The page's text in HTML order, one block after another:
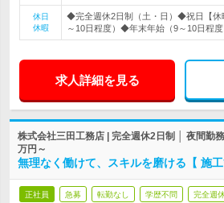
休日
休暇
◆完全週休2日制（土・日）◆祝日【
～10日程度）◆年末年始（9～10日程度
求人詳細を見る
株式会社三田工務店 | 完全週休2日制 │ 夜間勤
万円～
無理なく働けて、スキルを磨ける【 施
正社員 急募 転勤なし 学歴不問 完全週